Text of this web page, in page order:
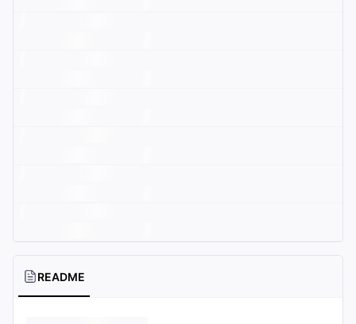
README